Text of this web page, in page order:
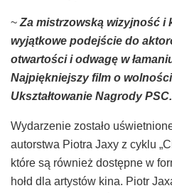
~Za mistrzowską wizyjność i
wyjątkowe podejście do
otwartości i odwagę w
Najpiękniejszy film o
Ukształtowanie Nagrody PSC.
Wydarzenie zostało
autorstwa Piotra Jaxy z cyklu
które są również dostępne w
hołd dla artystów kina. Piotr